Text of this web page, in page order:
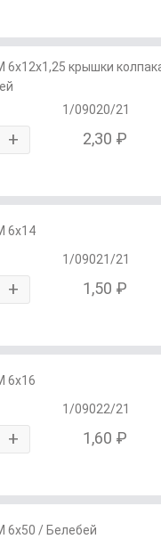
6х12х1,25 крышки
1/09020/21
+ 2,30 ₽
6х14
1/09021/21
+ 1,50 ₽
6х16
1/09022/21
+ 1,60 ₽
6х50 / Белебей